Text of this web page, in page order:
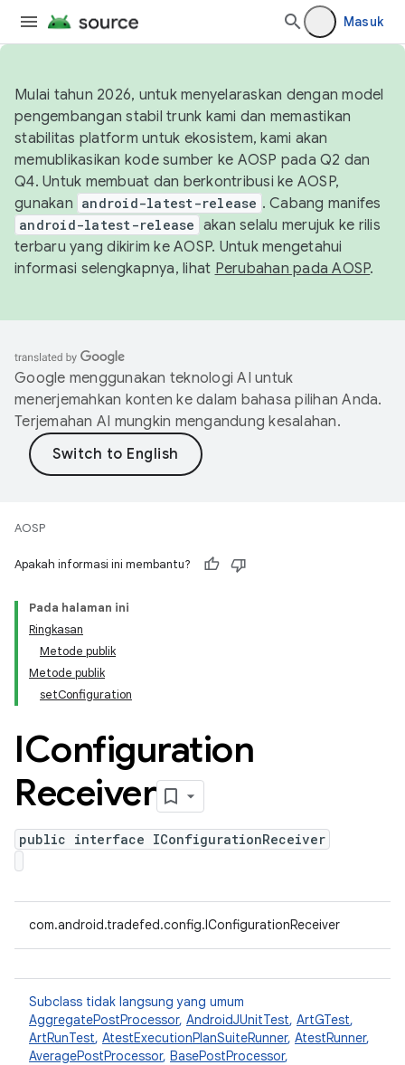
Masuk
Mulai tahun 2026, untuk menyelaraskan dengan model
pengembangan stabil trunk kami dan memastikan
stabilitas platform untuk ekosistem, kami akan
memublikasikan kode sumber ke AOSP pada Q2 dan
Q4. Untuk membuat dan berkontribusi ke AOSP,
gunakan android-latest-release . Cabang manifes
android-latest-release akan selalu merujuk ke rilis
terbaru yang dikirim ke AOSP. Untuk mengetahui
informasi selengkapnya, lihat Perubahan pada AOSP.
Google menggunakan teknologi AI untuk
menerjemahkan konten ke dalam bahasa pilihan Anda.
Terjemahan AI mungkin mengandung kesalahan.
AOSP
Apakah informasi ini membantu?
Pada halaman ini
Ringkasan
Metode publik
Metode publik
setConfiguration
IConfiguration
Receiver
public interface IConfigurationReceiver
com.android.tradefed.config.IConfigurationReceiver
Subclass tidak langsung yang umum
AggregatePostProcessor, AndroidJUnitTest, ArtGTest,
ArtRunTest, AtestExecutionPlanSuiteRunner, AtestRunner,
AveragePostProcessor, BasePostProcessor,